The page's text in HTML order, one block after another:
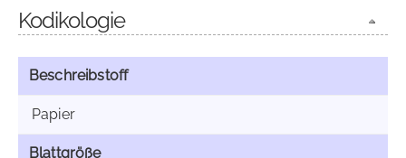
Kodikologie
Beschreibstoff
Papier
Blattgröße